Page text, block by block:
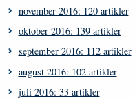
november 2016: 120 artikler
oktober 2016: 139 artikler
september 2016: 112 artikler
august 2016: 102 artikler
juli 2016: 33 artikler